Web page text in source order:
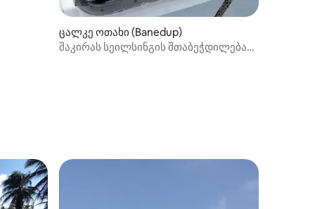
ცალკე ოთახი (Banedup)
შაკირას სეილსინგის შთაბეჭდილება